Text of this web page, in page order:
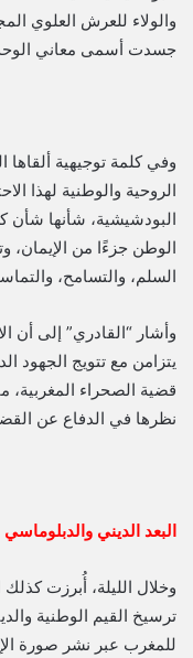
والولاء للعرش العلوي
جسدت أسمى معاني
وفي كلمة توجيهية ألقاها
الروحية والوطنية لهذا
البودشيشية، شأنها شأن
الوطن جزءًا من الإيمان،
السلم، والتسامح،
وأشار “القادري” إلى أن
يتزامن مع تتويج الجهود
قضية الصحراء المغربية،
نظرها في الدفاع عن
البعد الديني
وخلال الليلة، أُبرزت كذلك
ترسيخ القيم الوطنية
للمغرب عبر نشر صورة